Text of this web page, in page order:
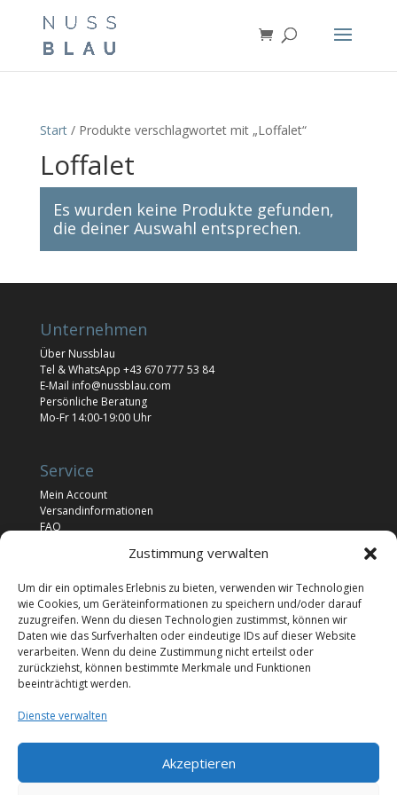
Zustimmung verwalten
Um dir ein optimales Erlebnis zu bieten, verwenden wir Technologien
wie Cookies, um Geräteinformationen zu speichern und/oder darauf
zuzugreifen. Wenn du diesen Technologien zustimmst, können wir
Daten wie das Surfverhalten oder eindeutige IDs auf dieser Website
verarbeiten. Wenn du deine Zustimmung nicht erteilst oder
zurückziehst, können bestimmte Merkmale und Funktionen
beeinträchtigt werden.
Dienste verwalten
Akzeptieren
Start/ Produkte verschlagwortet mit „Loffalet“
Loffalet
Es wurden keine Produkte gefunden,
die deiner Auswahl entsprechen.
Unternehmen
Über Nussblau
Tel & WhatsApp +43 670 777 53 84
E-Mail info@nussblau.com
Persönliche Beratung
Mo-Fr 14:00-19:00 Uhr
Service
Mein Account
Versandinformationen
FAQ
Rechtliches
Allgemeine Geschäftsbedingungen
Widerrufsrecht
Cookie Richtlinie (EU)
Datenschutz